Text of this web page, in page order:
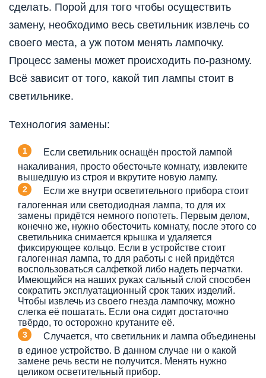
сделать. Порой для того чтобы осуществить
замену, необходимо весь светильник извлечь со
своего места, а уж потом менять лампочку.
Процесс замены может происходить по-разному.
Всё зависит от того, какой тип лампы стоит в
светильнике.
Технология замены:
Если светильник оснащён простой лампой
накаливания, просто обесточьте комнату, извлеките
вышедшую из строя и вкрутите новую лампу.
Если же внутри осветительного прибора стоит
галогенная или светодиодная лампа, то для их
замены придётся немного попотеть. Первым делом,
конечно же, нужно обесточить комнату, после этого со
светильника снимается крышка и удаляется
фиксирующее кольцо. Если в устройстве стоит
галогенная лампа, то для работы с ней придётся
воспользоваться салфеткой либо надеть перчатки.
Имеющийся на наших руках сальный слой способен
сократить эксплуатационный срок таких изделий.
Чтобы извлечь из своего гнезда лампочку, можно
слегка её пошатать. Если она сидит достаточно
твёрдо, то осторожно крутаните её.
Случается, что светильник и лампа объединены
в единое устройство. В данном случае ни о какой
замене речь вести не получится. Менять нужно
целиком осветительный прибор.